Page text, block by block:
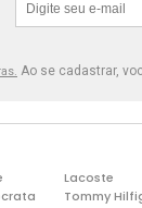
Ao se cadastrar,
Lacoste
Tommy